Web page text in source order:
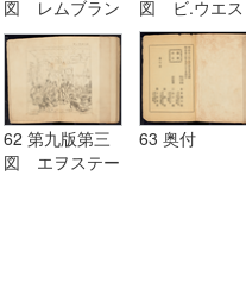
図 レムブラン
ド Rembrandt
図 ビ.ウエス
ト B.West
62 第九版第三
図 エヲステー
63 奥付